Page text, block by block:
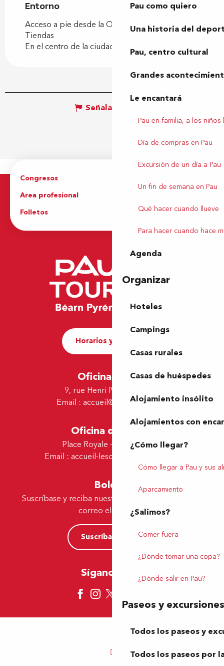
Pau como quiero
Una historia del
Pau, centro cultural
Grandes
Le encantará
Pau en familia, a los niños
Día de compras en Pau
Excursión de un día a Pau
Un fin de semana en Pau
Qué hacer cuando llueve
Para hacer cuando hace
Agenda
Organizar
Hoteles
Campings
Casas rurales
Casas de huéspedes
Alojamiento insólito
Alojamientos con
¿Cómo llegar?
Cómo llegar a Pau y sus
Aparcamiento
¿Salimos?
Comer fuera
¿Dónde tomar una copa?
¿Dónde salir en Pau?
Paseos y excursiones
Todos los paseos y
Todos los paseos por
Entorno
Entorno
Acceso a pie desde la Oficina de Turismo
Tiendas
En el centro de la ciudad
Señalar un error
Congresos
Area profesional
Folletos
Oficina de Turismo
Horarios y contacto
Oficina de Pau
9, rue Henri IV - 64000 Pau
Email : accueil@tourismepau.fr
Oficina de Lescar
Place Royale - 64230 Lescar
Email : accueil-lescar@tourismepau.fr
Boletín
Suscríbase y reciba nuestras ofertas y noticias por
correo electrónico
Suscríbase ahora
Síganos aquí